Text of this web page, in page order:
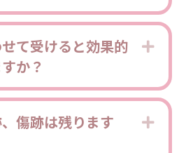
て受けると効果的
か？
傷跡は残ります